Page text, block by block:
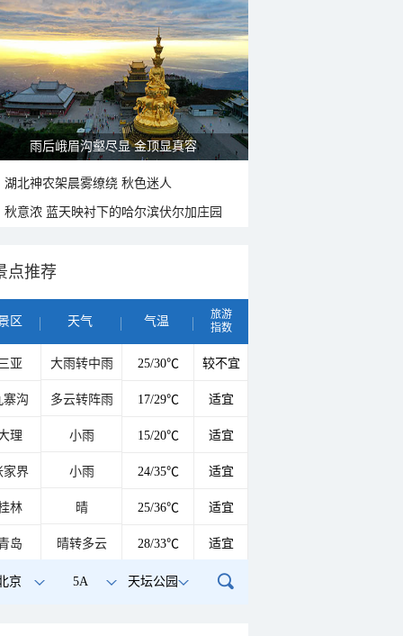
雨后峨眉沟壑尽显 金顶显真容
湖北神农架晨雾缭绕 秋色迷人
秋意浓 蓝天映衬下的哈尔滨伏尔加庄园
点推荐
区 天气 气温
旅游
指数
亚 大雨转中雨 25/30℃ 较不宜
寨沟 多云转阵雨 17/29℃ 适宜
理 小雨 15/20℃ 适宜
家界 小雨 24/35℃ 适宜
林 晴 25/36℃ 适宜
岛 晴转多云 28/33℃ 适宜
京 5A 天坛公园